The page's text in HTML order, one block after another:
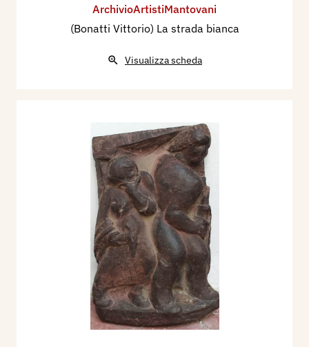
ArchivioArtistiMantovani
(Bonatti Vittorio) La strada bianca
Visualizza scheda